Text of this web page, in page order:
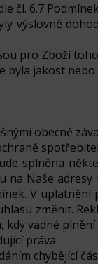
čl. 6.7
výslovně
pro Zboží
jakost
obecně
splněna
Naše
V
změnit.
kdy vadné
práva:
chybějící